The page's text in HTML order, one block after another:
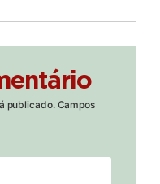
publicado. Campos